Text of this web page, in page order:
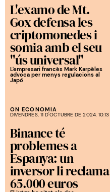
L'examo de Mt.
Gox defensa les
criptomonedes i
somia amb el seu
"ús universal"
L'empresari francès Mark Karpèles
advoca per menys regulacions al
Japó
ON ECONOMIA
DIVENDRES, 11 D'OCTUBRE DE 2024. 10:13
Binance té
problemes a
Espanya: un
inversor li reclama
65.000 euros